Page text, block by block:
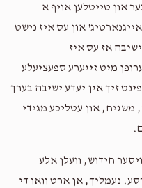
און טייטלען אויף א
און עס איז נישט
ישיבה אז עס איז
מיט זייערע ספעציעלע
זיך אין יעדע ישיבה בערך
משגיח, און עטליכע מגידי
חידוש, וועלן אלע
נעמליך, אן ארט וואו די